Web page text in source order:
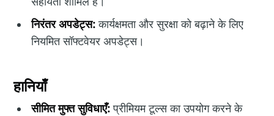
निरंतर अपडेट्स:कार्यक्षमता और सुरक्षा को बढ़ाने के लिए
नियमित सॉफ्टवेयर अपडेट्स।
हानियाँ
सीमित मुफ्त सुविधाएँ:प्रीमियम टूल्स का उपयोग करने के